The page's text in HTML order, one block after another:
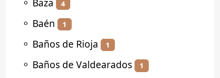
4
⚬ Baén 1
⚬ Baños de Rioja 1
⚬ Baños de Valdearados 1